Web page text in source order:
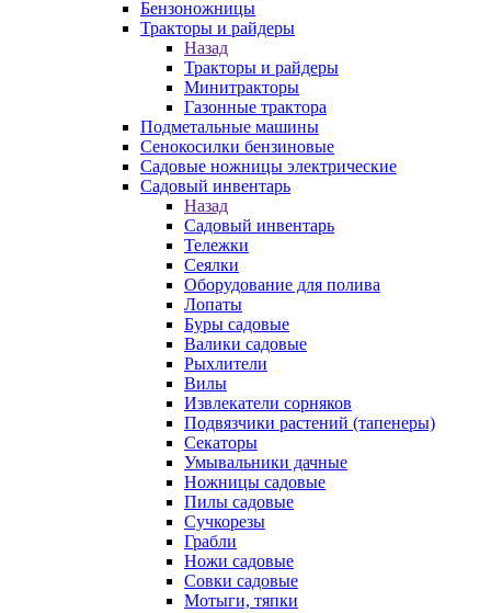
Бензоножницы
Тракторы и райдеры
Назад
Тракторы и райдеры
Минитракторы
Газонные трактора
Подметальные машины
Сенокосилки бензиновые
Садовые ножницы электрические
Садовый инвентарь
Назад
Садовый инвентарь
Тележки
Сеялки
Оборудование для полива
Лопаты
Буры садовые
Валики садовые
Рыхлители
Вилы
Извлекатели сорняков
Подвязчики растений (тапенеры)
Секаторы
Умывальники дачные
Ножницы садовые
Пилы садовые
Сучкорезы
Грабли
Ножи садовые
Совки садовые
Мотыги, тяпки